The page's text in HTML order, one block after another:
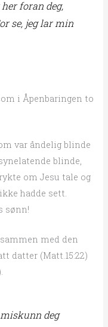
foran deg,
se, jeg lar min
i Åpenbaringen to
var åndelig blinde
blinde,
om Jesu tale og
hadde sett.
sønn!
med den
datter (Matt.15:22)
deg